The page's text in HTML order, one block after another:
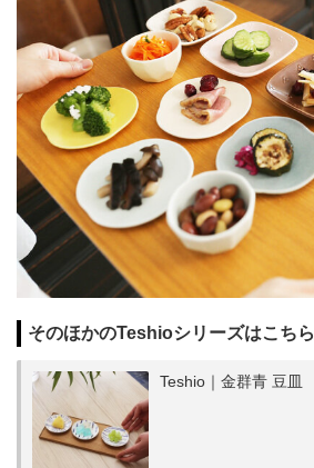
そのほかのTeshioシリーズはこちら
Teshio｜金群青 豆皿